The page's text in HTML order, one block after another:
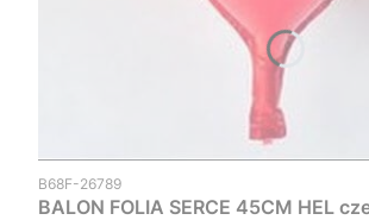
Kod produktu
B68F-26789
BALON FOLIA SERCE 45CM HEL